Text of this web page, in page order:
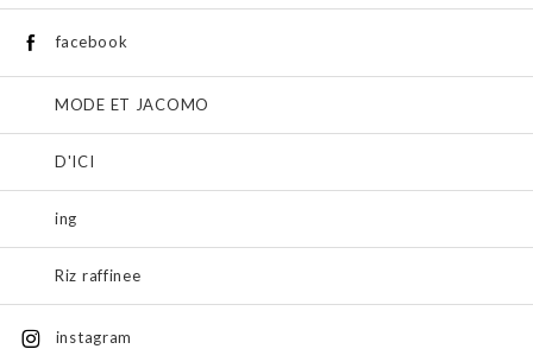
facebook
MODE ET JACOMO
D'ICI
ing
Riz raffinee
instagram